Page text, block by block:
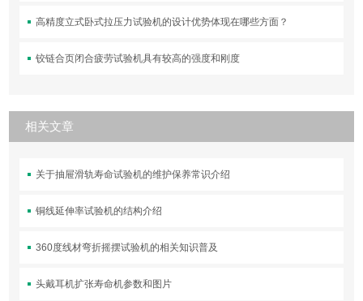
高精度立式卧式拉压力试验机的设计优势体现在哪些方面？
铰链合页闭合疲劳试验机具有较高的强度和刚度
相关文章
关于抽屉滑轨寿命试验机的维护保养常识介绍
铜线延伸率试验机的结构介绍
360度线材弯折摇摆试验机的相关知识普及
头戴耳机扩张寿命机参数和图片